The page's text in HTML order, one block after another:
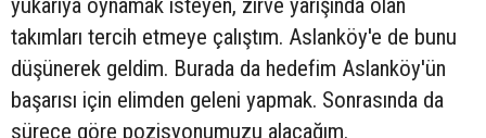
yukarıya oynamak isteyen, zirve yarışında olan
takımları tercih etmeye çalıştım. Aslanköy'e de bunu
düşünerek geldim. Burada da hedefim Aslanköy'ün
başarısı için elimden geleni yapmak. Sonrasında da
sürece göre pozisyonumuzu alacağım.